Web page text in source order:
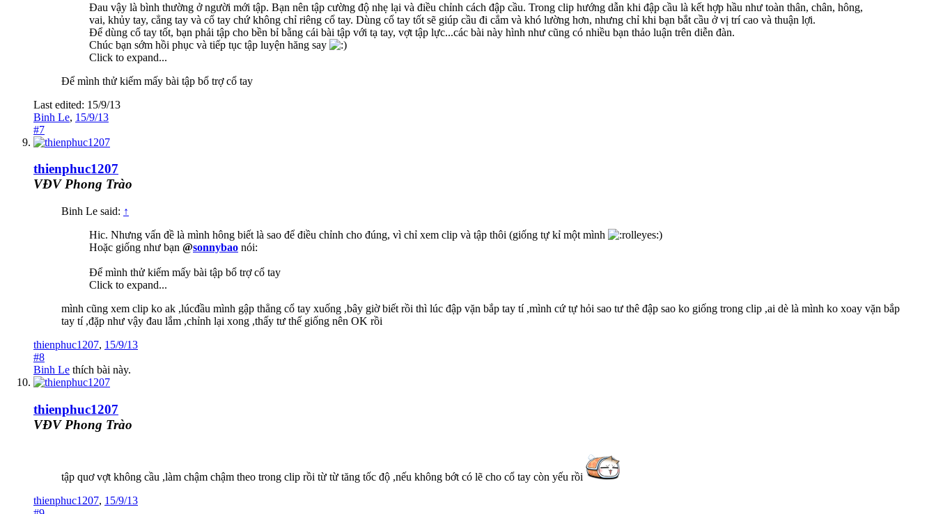
Đau vậy là bình thường ở người mới tập. Bạn nên tập cường độ nhẹ lại và điều chỉnh cách đập cầu. Trong clip hướng dẫn khi đập cầu là kết hợp hầu như toàn thân, chân, hông,
vai, khủy tay, cẳng tay và cổ tay chứ không chỉ riêng cổ tay. Dùng cổ tay tốt sẽ giúp cầu đi cắm và khó lường hơn, nhưng chỉ khi bạn bắt cầu ở vị trí cao và thuận lợi.
Để dùng cổ tay tốt, bạn phải tập cho bền bỉ bằng cái bài tập với tạ tay, vợt tập lực...các bài này hình như cũng có nhiều bạn thảo luận trên diễn đàn.
Chúc bạn sớm hồi phục và tiếp tục tập luyện hăng say
Click to expand...
Để mình thử kiếm mấy bài tập bổ trợ cổ tay
Last edited: 15/9/13
Binh Le, 15/9/13
#7
thienphuc1207
VĐV Phong Trào
Binh Le said: ↑
Hic. Nhưng vấn đề là mình hông biết là sao để điều chỉnh cho đúng, vì chỉ xem clip và tập thôi (giống tự kỉ một mình
)
Hoặc giống như bạn @sonnybao nói:
Để mình thử kiếm mấy bài tập bổ trợ cổ tay
Click to expand...
mình cũng xem clip ko ak ,lúcđầu mình gập thẳng cổ tay xuống ,bây giờ biết rồi thì lúc đập vặn bắp tay tí ,mình cứ tự hỏi sao tư thê đập sao ko giống trong clip ,ai dè là mình ko xoay vặn bắp
tay tí ,đặp như vậy đau lắm ,chỉnh lại xong ,thấy tư thế giống nên OK rồi
thienphuc1207, 15/9/13
#8
Binh Le thích bài này.
thienphuc1207
VĐV Phong Trào
tập quơ vợt không cầu ,làm chậm chậm theo trong clip rồi từ từ tăng tốc độ ,nếu không bớt có lẽ cho cổ tay còn yếu rồi
thienphuc1207, 15/9/13